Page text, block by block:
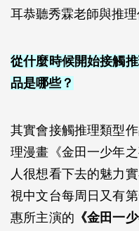
耳恭聽秀霖老師與推理
從什麼時候開始接觸
品是哪些？
其實會接觸推理類型
理漫畫《金田一少年
人很想看下去的魅力
視中文台每周日又有
惠所主演的 《金田一